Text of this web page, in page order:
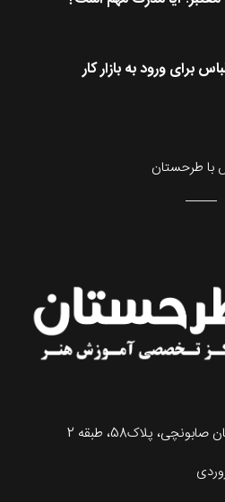
برای ورود به بازار کار
با طرحستان
پلاک58، طبقه 2